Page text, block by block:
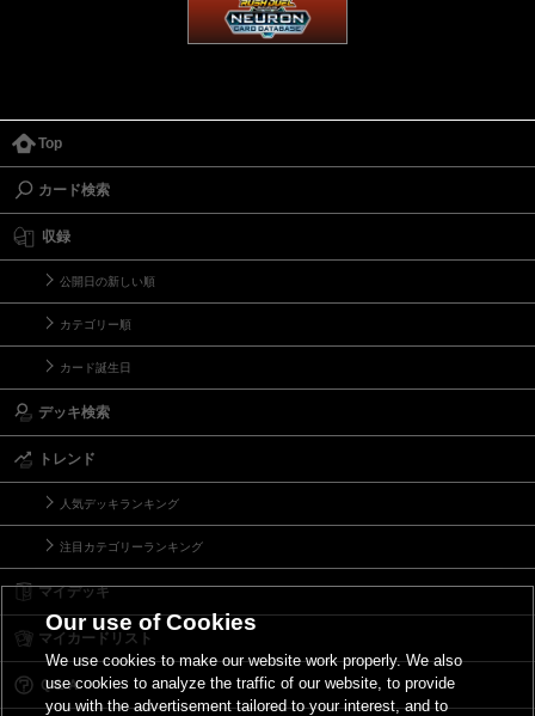
Top
カード検索
収録
公開日の新しい順
カテゴリー順
カード誕生日
デッキ検索
トレンド
人気デッキランキング
注目カテゴリーランキング
マイデッキ
マイカードリスト
Ｑ＆Ａ
Our use of Cookies
We use cookies to make our website work properly. We also
use cookies to analyze the traffic of our website, to provide
you with the advertisement tailored to your interest, and to